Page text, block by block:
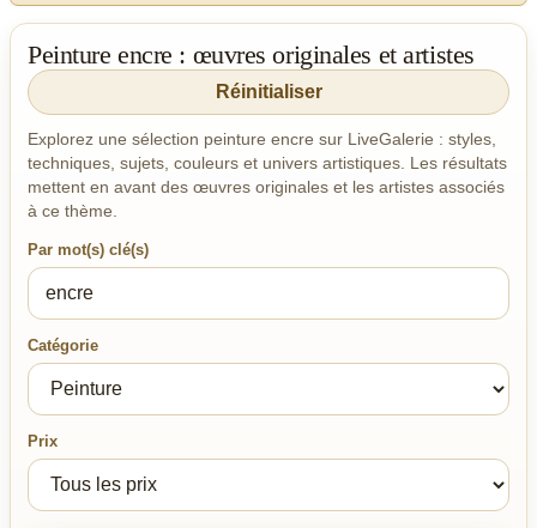
Peinture encre : œuvres originales et artistes
Réinitialiser
Explorez une sélection peinture encre sur LiveGalerie : styles,
techniques, sujets, couleurs et univers artistiques. Les résultats
mettent en avant des œuvres originales et les artistes associés
à ce thème.
Par mot(s) clé(s)
Catégorie
Prix